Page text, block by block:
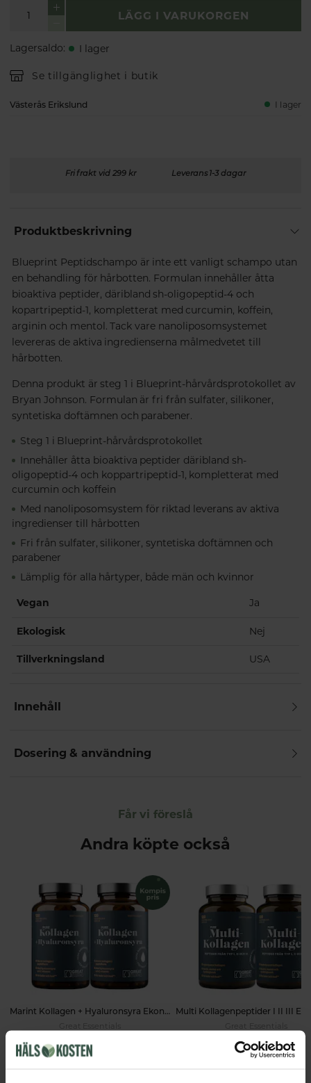
LÄGG I VARUKORGEN
Lagersaldo: I lager
Se tillgänglighet i butik
Västerås Erikslund I lager
Fri frakt vid 299 kr Leverans 1-3 dagar
Produktbeskrivning
Blueprint Peptidschampo är inte ett vanligt schampo utan
en behandling för hårbotten. Formulan innehåller åtta
bioaktiva peptider, däribland sh-oligopeptid-4 och
kopartripeptid-1, kompletterat med curcumin, koffein,
arginin och mentol. Tack vare nanoliposomsystemet
levereras de aktiva ingredienserna målmedvetet till
hårbotten.
Denna produkt är steg 1 i Blueprint-hårvårdsprotokollet av
Bryan Johnson. Formulan är fri från sulfater, silikoner,
syntetiska doftämnen och parabener.
Steg 1 i Blueprint-hårvårdsprotokollet
Innehåller åtta bioaktiva peptider däribland sh-
oligopeptid-4 och koppartripeptid-1, kompletterat med
curcumin och koffein
Med nanoliposomsystem för riktad leverans av aktiva
ingredienser till hårbotten
Fri från sulfater, silikoner, syntetiska doftämnen och
parabener
Lämplig för alla hårtyper, både män och kvinnor
Vegan Ja
Ekologisk Nej
Tillverkningsland USA
Innehåll
Dosering & användning
Får vi föreslå
Andra köpte också
Marint Kollagen + Hyaluronsyra Ekonomipack 2x120k
Great Essentials
398 kr
Great Essentials
498 kr 598 kr